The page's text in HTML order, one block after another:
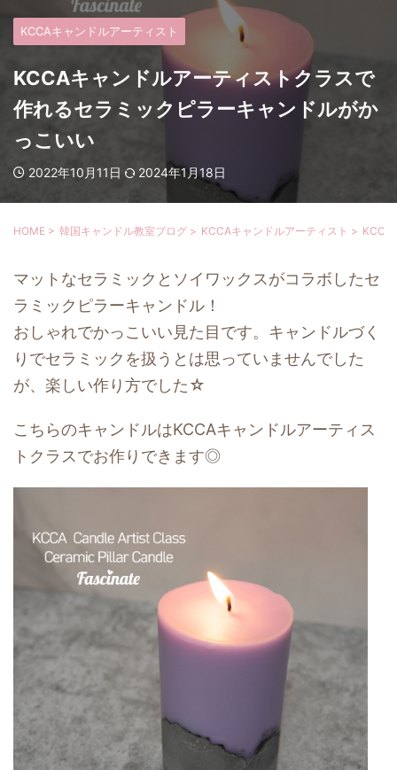
KCCAキャンドルアーティスト
KCCAキャンドルアーティストクラスで
作れるセラミックピラーキャンドルがか
っこいい
2022年10月11日 2024年1月18日
HOME > 韓国キャンドル教室ブログ > KCCAキャンドルアーティスト > KCCA
マットなセラミックとソイワックスがコラボしたセ
ラミックピラーキャンドル！
おしゃれでかっこいい見た目です。キャンドルづく
りでセラミックを扱うとは思っていませんでした
が、楽しい作り方でした☆
こちらのキャンドルはKCCAキャンドルアーティス
トクラスでお作りできます◎